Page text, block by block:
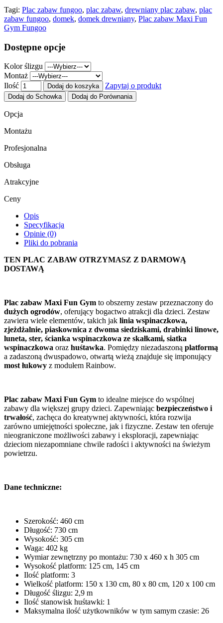
Tagi: Plac zabaw fungoo, plac zabaw, drewniany plac zabaw, plac
zabaw fungoo, domek, domek drewniany, Plac zabaw Maxi Fun
Gym Fungoo
Dostępne opcje
Kolor ślizgu
Montaż
Ilość
Dodaj do koszyka Zapytaj o produkt
Dodaj do Schowka Dodaj do Porównania
Opcja
Montażu
Profesjonalna
Obsługa
Atrakcyjne
Ceny
Opis
Specyfikacja
Opinie (0)
Pliki do pobrania
TEN PLAC ZABAW OTRZYMASZ Z DARMOWĄ
DOSTAWĄ
Plac zabaw Maxi Fun Gym to obszerny zestaw przeznaczony do
dużych ogrodów, oferujący bogactwo atrakcji dla dzieci. Zestaw
zawiera wiele elementów, takich jak linia wspinaczkowa,
zjeżdżalnie, piaskownica z dwoma siedziskami, drabinki linowe,
luneta, ster, ścianka wspinaczkowa ze skałkami, siatka
wspinaczkowa oraz huśtawka. Pomiędzy niezadaszoną platformą
a zadaszoną dwuspadowo, otwartą wieżą znajduje się imponujący
most łukowy z modułem Rainbow.
Plac zabaw Maxi Fun Gym to idealne miejsce do wspólnej
zabawy dla większej grupy dzieci. Zapewniając bezpieczeństwo i
trwałość, zachęca do kreatywnej aktywności, która rozwija
zarówno umiejętności społeczne, jak i fizyczne. Zestaw ten oferuje
nieograniczone możliwości zabawy i eksploracji, zapewniając
dzieciom niezapomniane chwile radości i aktywności na świeżym
powietrzu.
Dane techniczne:
Szerokość: 460 cm
Długość: 730 cm
Wysokość: 305 cm
Waga: 402 kg
Wymiar zewnętrzny po montażu: 730 x 460 x h 305 cm
Wysokość platform: 125 cm, 145 cm
Ilość platform: 3
Wielkość platform: 150 x 130 cm, 80 x 80 cm, 120 x 100 cm
Długość ślizgu: 2,9 m
Ilość stanowisk huśtawki: 1
Maksymalna ilość użytkowników w tym samym czasie: 26